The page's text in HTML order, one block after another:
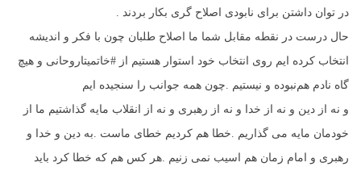
در توان داشتن برای نابودی اصلاح گری بکار بردند .
حال درست در نقطه مقابل شما ما اصلاح طلبان چون با فکر و اندیشه
انتخاب کرده ایم روی انتخاب خود استوار هستیم از #خاتمیتاروحانی و هیچ
گاه نادم هم‌نبوده و نیستیم .چون همه جوانب را سنجیده ایم
و نه از دین و نه از خدا و نه از رهبری و نه از انقلاب مایه گذاشتیم ما از
خودمان مایه می گذاریم .خطا هم کردیم خطای ماست .به دین و خدا و
رهبری و امام زمان هم اسیب نمی زنیم .هر کس هم که خطا کرد باید